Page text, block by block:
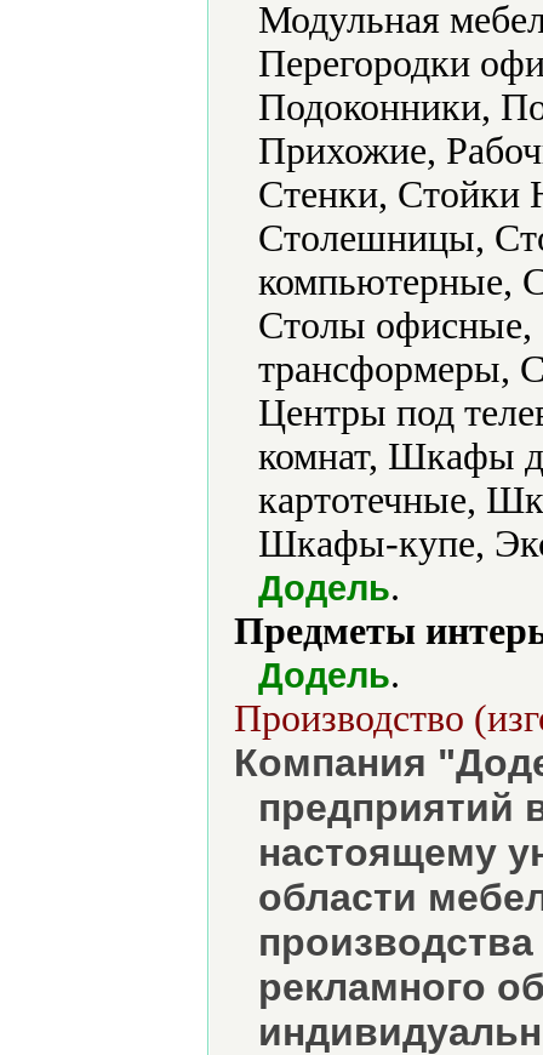
Модульная
Перегородки
Подоконники,
Прихожие,
Стенки, Стойки
Столешницы,
компьютерные,
Столы
трансформеры,
Центры под
комнат, Шкафы
картотечные,
Шкафы-купе,
Додель.
Предметы
Додель.
Производство
Компания
предприятий
настоящему
области
рекламного